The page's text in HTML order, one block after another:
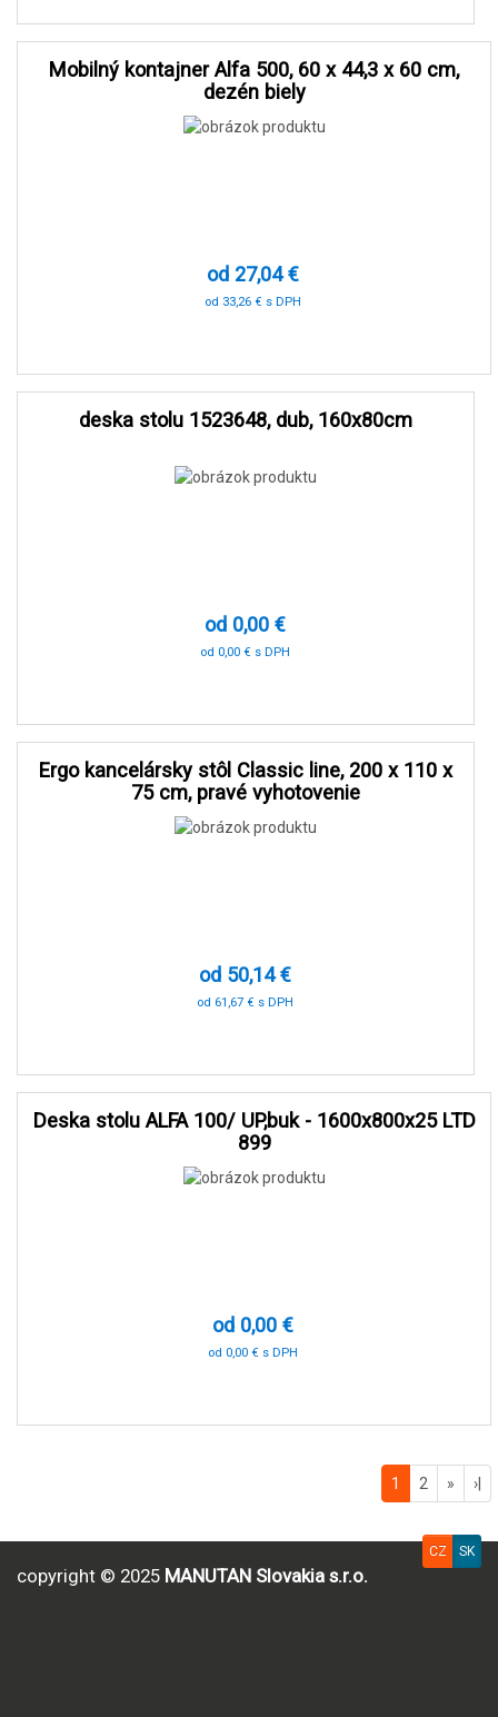
Mobilný kontajner Alfa 500, 60 x 44,3 x 60 cm,
dezén biely
od 27,04 €
od 33,26 € s DPH
deska stolu 1523648, dub, 160x80cm
od 0,00 €
od 0,00 € s DPH
Ergo kancelársky stôl Classic line, 200 x 110 x
75 cm, pravé vyhotovenie
od 50,14 €
od 61,67 € s DPH
Deska stolu ALFA 100/ UP,buk - 1600x800x25 LTD
899
od 0,00 €
od 0,00 € s DPH
1 2 » ›|
copyright © 2025 MANUTAN Slovakia s.r.o.
CZ SK